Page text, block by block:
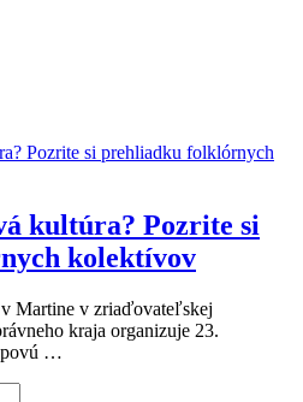
kultúra? Pozrite si
kolektívov
Martine v zriaďovateľskej
kraja organizuje 23.
…